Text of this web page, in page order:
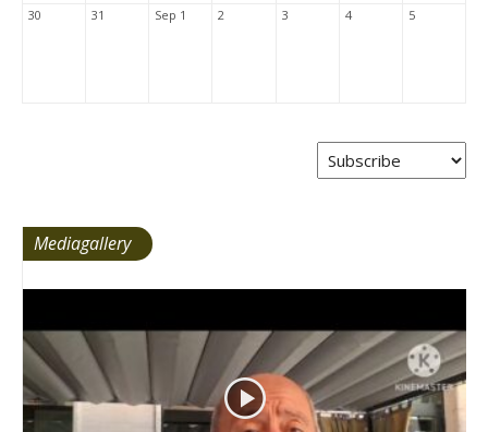
30 31 Sep 1 2 3 4 5
Mediagallery